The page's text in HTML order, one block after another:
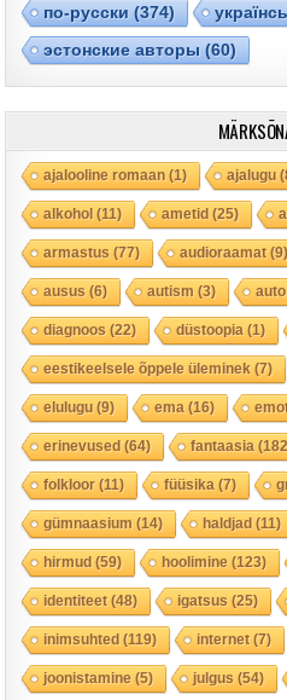
по-русски (374)
эстонские авторы (60)
ajalooline romaan(1) ajalugu
alkohol(11) ametid(25)
armastus (77) audioraamat(9)
ausus (6) autism (3) auto
diagnoos (22) düstoopia (1)
eestikeelsele õppele üleminek (7)
elulugu(9) ema (16)
erinevused(64) fantaasia
folkloor(11) füüsika (7)
gümnaasium (14) haldjad(11)
hirmud(59) hoolimine (123)
identiteet(48) igatsus (25)
inimsuhted(119) internet(7)
joonistamine (5) julgus (54)